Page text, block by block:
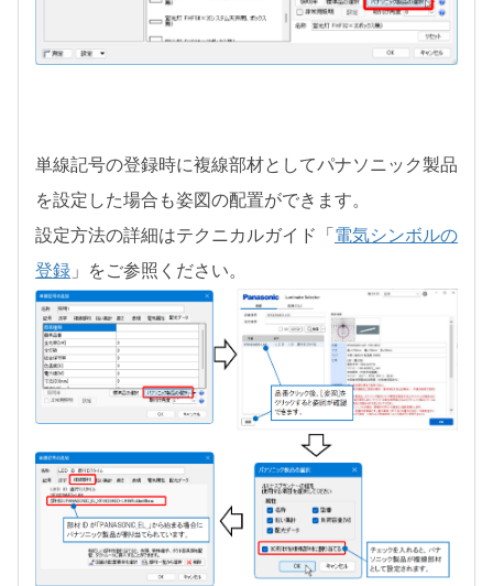
単線記号の登録時に複線部材としてパナソニック製品
を設定した場合も姿図の配置ができます。
設定方法の詳細はテクニカルガイド「 電気シンボルの
登録 」をご参照ください。